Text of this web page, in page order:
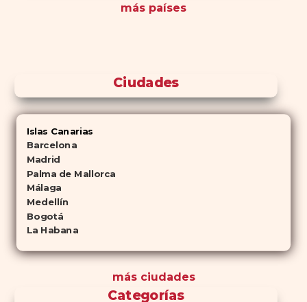
más países
Ciudades
Islas Canarias
Barcelona
Madrid
Palma de Mallorca
Málaga
Medellín
Bogotá
La Habana
más ciudades
Categorías